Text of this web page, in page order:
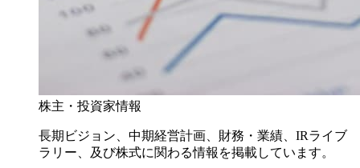
株主・投資家情報
長期ビジョン、中期経営計画、財務・業績、IRライブ
ラリー、及び株式に関わる情報を掲載しています。